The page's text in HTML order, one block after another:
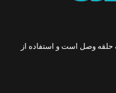
حلقه وصل است و استفاده از